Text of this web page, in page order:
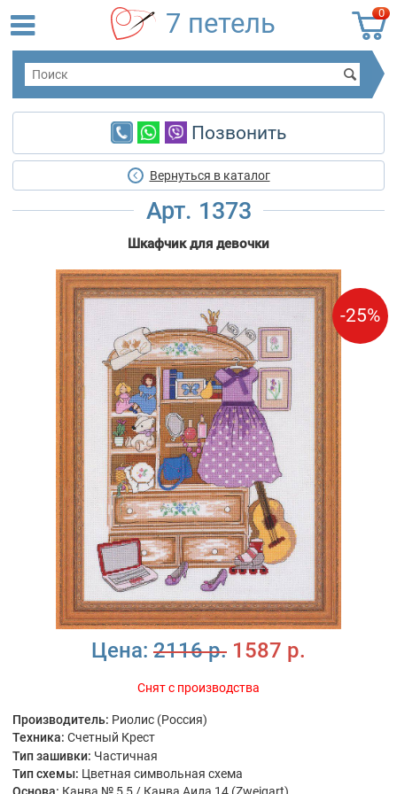
0
7 петель
Позвонить
Вернуться в каталог
Арт. 1373
Шкафчик для девочки
-25%
Цена: 2116 р. 1587 р.
Снят с производства
Производитель: Риолис (Россия)
Техника: Счетный Крест
Тип зашивки: Частичная
Тип схемы: Цветная символьная схема